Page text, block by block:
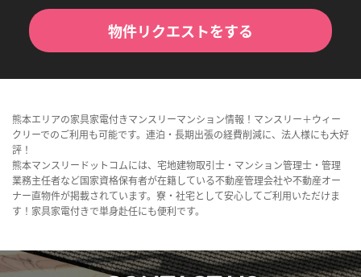
物件リクエストをする
熊本エリアの家具家電付きマンスリーマンション情報！マンスリー＋ウィー
クリーでのご利用も可能です。連泊・長期出張の経費削減に、法人様にも大好
評！
熊本マンスリードットコムには、宅地建物取引士・マンション管理士・管理
業務主任者など国家資格保有者が在籍している不動産管理会社や不動産オー
ナー直物件が掲載されています。寮・社宅として安心してご利用いただけま
す！家具家電付きで単身赴任にも便利です。